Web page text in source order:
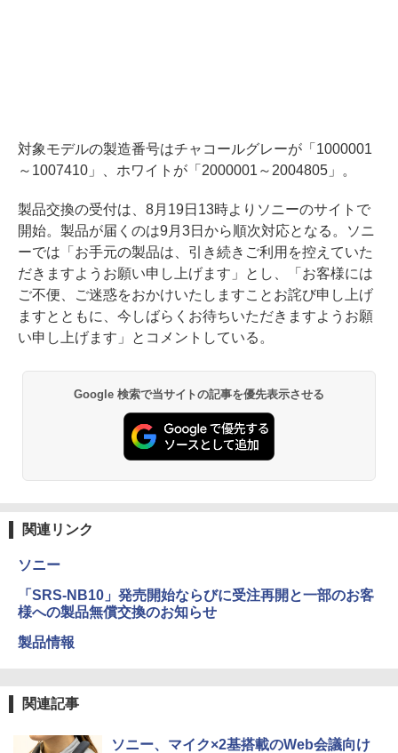
対象モデルの製造番号はチャコールグレーが「1000001
～1007410」、ホワイトが「2000001～2004805」。
製品交換の受付は、8月19日13時よりソニーのサイトで
開始。製品が届くのは9月3日から順次対応となる。ソニ
ーでは「お手元の製品は、引き続きご利用を控えていた
だきますようお願い申し上げます」とし、「お客様には
ご不便、ご迷惑をおかけいたしますことお詫び申し上げ
ますとともに、今しばらくお待ちいただきますようお願
い申し上げます」とコメントしている。
Google 検索で当サイトの記事を優先表示させる
関連リンク
ソニー
「SRS-NB10」発売開始ならびに受注再開と一部のお客
様への製品無償交換のお知らせ
製品情報
関連記事
ソニー、マイク×2基搭載のWeb会議向け